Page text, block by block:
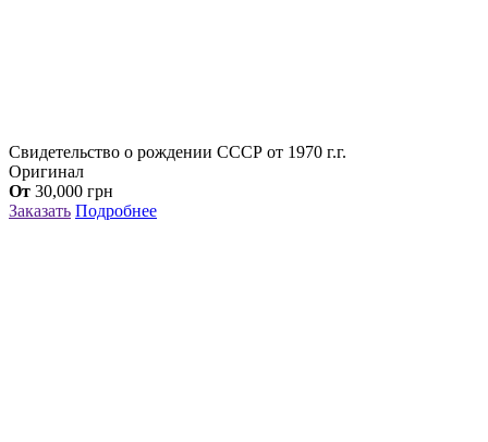
Свидетельство о рождении СССР от 1970 г.г.
Оригинал
От 30,000 грн
Заказать Подробнее